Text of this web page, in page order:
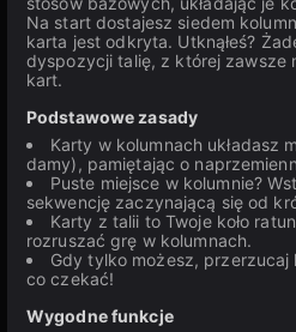
Na start dostajesz siedem
karta jest odkryta. Utknąłeś?
dyspozycji talię, z której zawsze
kart.
Podstawowe zasady
Karty w kolumnach układasz
damy), pamiętając o
Puste miejsce w kolumnie?
sekwencję zaczynającą się od
Karty z talii to Twoje koło
rozruszać grę w kolumnach.
Gdy tylko możesz, przerzucaj
co czekać!
Wygodne funkcje